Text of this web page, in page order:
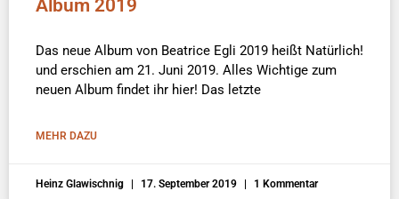
Album 2019
Das neue Album von Beatrice Egli 2019 heißt Natürlich!
und erschien am 21. Juni 2019. Alles Wichtige zum
neuen Album findet ihr hier! Das letzte
MEHR DAZU
Heinz Glawischnig 17. September 2019 1 Kommentar